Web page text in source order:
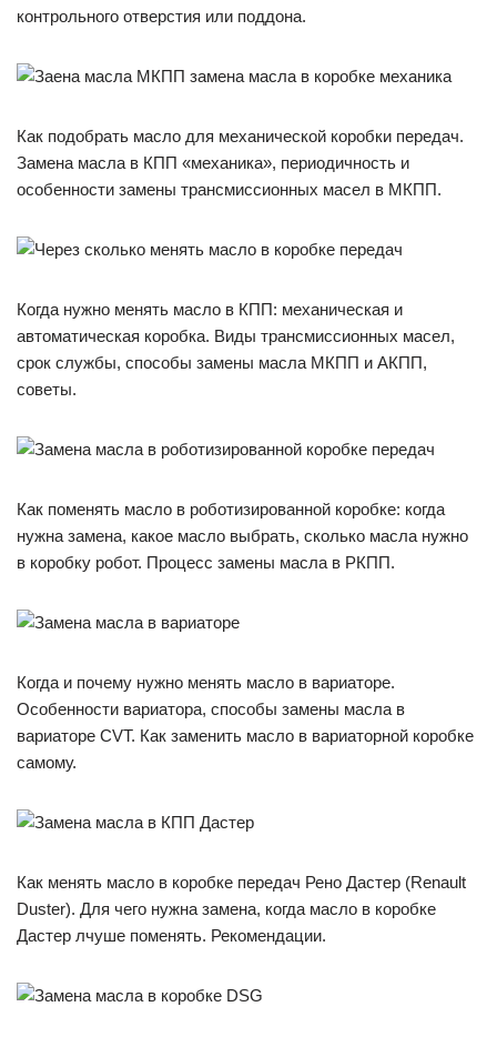
контрольного отверстия или поддона.
Как подобрать масло для механической коробки передач.
Замена масла в КПП «механика», периодичность и
особенности замены трансмиссионных масел в МКПП.
Когда нужно менять масло в КПП: механическая и
автоматическая коробка. Виды трансмиссионных масел,
срок службы, способы замены масла МКПП и АКПП,
советы.
Как поменять масло в роботизированной коробке: когда
нужна замена, какое масло выбрать, сколько масла нужно
в коробку робот. Процесс замены масла в РКПП.
Когда и почему нужно менять масло в вариаторе.
Особенности вариатора, способы замены масла в
вариаторе CVT. Как заменить масло в вариаторной коробке
самому.
Как менять масло в коробке передач Рено Дастер (Renault
Duster). Для чего нужна замена, когда масло в коробке
Дастер лчуше поменять. Рекомендации.